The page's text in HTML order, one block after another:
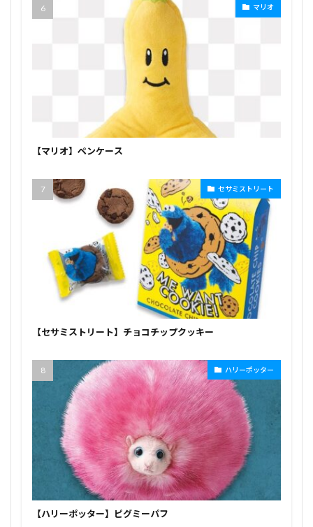
マリオ
【マリオ】ペンケース
セサミストリート
【セサミストリート】チョコチップクッキー
ハリーポッター
【ハリーポッター】ピグミーパフ